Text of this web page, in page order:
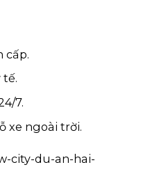
cấp.
7.
xe ngoài trời.